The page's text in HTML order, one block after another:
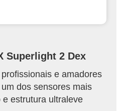
Superlight 2 Dex
e amadores
dos sensores mais
estrutura ultraleve